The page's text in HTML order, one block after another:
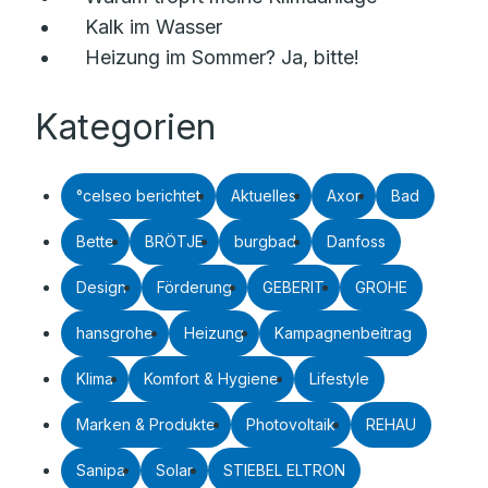
Kalk im Wasser
Heizung im Sommer? Ja, bitte!
Kategorien
°celseo berichtet Aktuelles Axor Bad
Bette BRÖTJE burgbad Danfoss
Design Förderung GEBERIT GROHE
hansgrohe Heizung Kampagnenbeitrag
Klima Komfort & Hygiene Lifestyle
Marken & Produkte Photovoltaik REHAU
Sanipa Solar STIEBEL ELTRON